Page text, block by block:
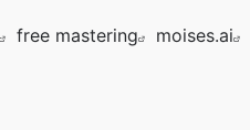
free mastering moises.ai